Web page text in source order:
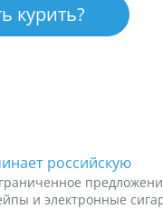
курить?
российскую
и электронные